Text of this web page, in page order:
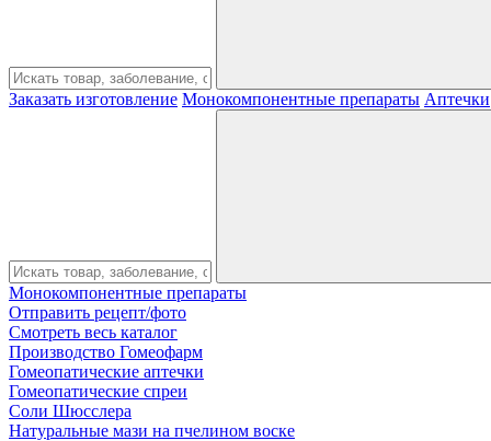
Заказать изготовление Монокомпонентные препараты Аптечки
Монокомпонентные препараты
Отправить рецепт/фото
Смотреть весь каталог
Производство Гомеофарм
Гомеопатические аптечки
Гомеопатические спреи
Соли Шюсслера
Натуральные мази на пчелином воске